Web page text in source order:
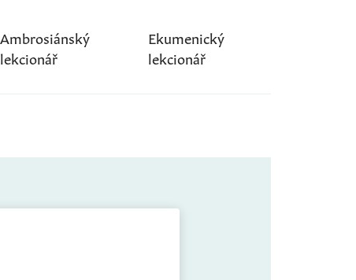
Ambrosiánský
lekcionář
Ekumenický
lekcionář